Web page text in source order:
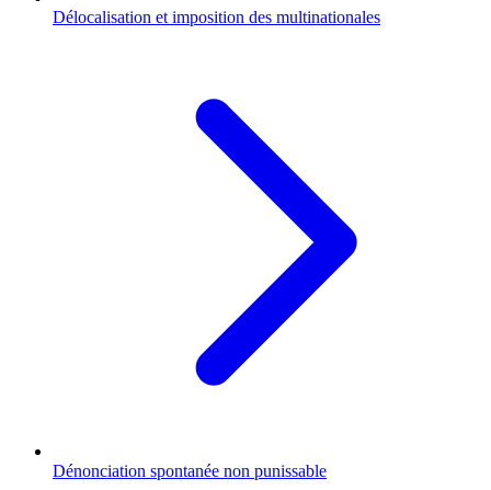
Délocalisation et imposition des multinationales
Dénonciation spontanée non punissable